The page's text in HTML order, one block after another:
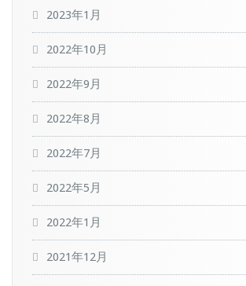
2023年1月
2022年10月
2022年9月
2022年8月
2022年7月
2022年5月
2022年1月
2021年12月